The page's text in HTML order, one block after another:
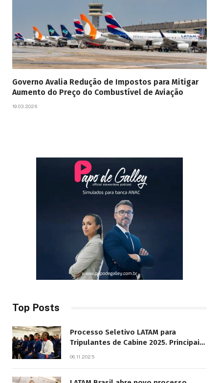
Governo Avalia Redução de Impostos para Mitigar
Aumento do Preço do Combustível de Aviação
19.03.2026
Top Posts
Processo Seletivo LATAM para
Tripulantes de Cabine 2025. Principais
06.11.2025